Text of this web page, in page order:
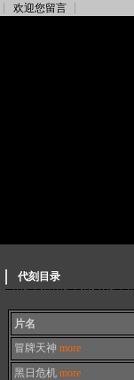
欢迎您留言
代刻目录
片名
冒牌天神 more
黑日危机 more